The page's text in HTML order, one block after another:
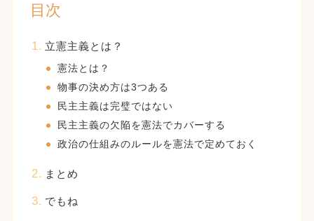
目次
立憲主義とは？
憲法とは？
物事の決め方は3つある
民主主義は完璧ではない
民主主義の欠陥を憲法でカバーする
政治の仕組みのルールを憲法で定めておく
まとめ
でもね